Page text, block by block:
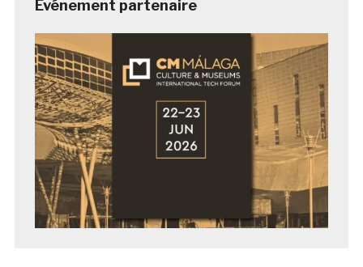
Evénement partenaire